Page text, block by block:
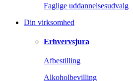
Faglige uddannelsesudvalg
Din virksomhed
Erhvervsjura
Afbestilling
Alkoholbevilling